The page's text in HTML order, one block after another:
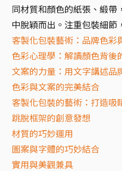
同材質和顏色的紙張、緞帶
中脫穎而出。注重包裝細節
客製化包裝藝術：品牌色彩
色彩心理學：解讀顏色背後
文案的力量：用文字講述品
色彩與文案的完美結合
客製化包裝的藝術：打造吸
跳脫框架的創意發想
材質的巧妙運用
圖案與字體的巧妙結合
實用與美觀兼具